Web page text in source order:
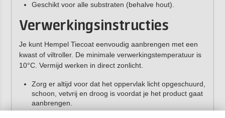
Geschikt voor alle substraten (behalve hout).
Verwerkingsinstructies
Je kunt Hempel Tiecoat eenvoudig aanbrengen met een
kwast of viltroller. De minimale verwerkingstemperatuur is
10°C. Vermijd werken in direct zonlicht.
Zorg er altijd voor dat het oppervlak licht opgeschuurd,
schoon, vetvrij en droog is voordat je het product gaat
aanbrengen.